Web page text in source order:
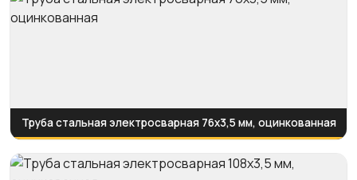
Труба стальная электросварная 76x3,5 мм, оцинкованная